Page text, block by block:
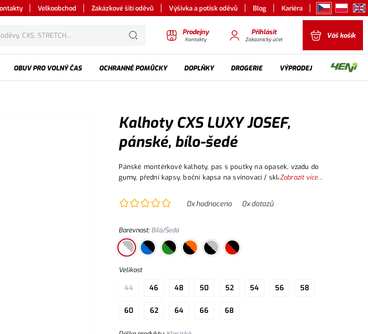
Velkoobchod Zakázkové šití oděvů Výšivka a potisk oděvů Blog Kariéra
Prodejny
Kontakty
Přihlásit
Zákaznický účet Váš košík
OBUV PRO VOLNÝ ČAS OCHRANNÉ POMŮCKY DOPLŇKY DROGERIE VÝPRODEJ
Kalhoty CXS LUXY JOSEF,
pánské, bílo-šedé
Pánské montérkové kalhoty, pas s poutky na opasek, vzadu do
gumy, přední kapsy, boční kapsa na svinovací / skládací metr,
s klopou, reflexní doplňky. Doporučené použití: stavebnictví, le
Zobrazit více...
0x hodnoceno 0x dotazů
Barevnost: Bílá/Šedá
Velikost
44 46 48 50 52 54 56 58
60 62 64 66 68